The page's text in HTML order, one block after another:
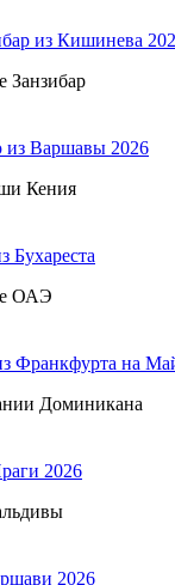
из Кишинева
Занзибар
Варшавы 2026
Кения
ОАЭ
Франкфурта на
Доминиканa
2026
2026